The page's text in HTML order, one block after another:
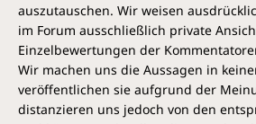
auszutauschen. Wir weisen
im Forum ausschließlich private
Einzelbewertungen der
Wir machen uns die Aussagen in
veröffentlichen sie aufgrund der
distanzieren uns jedoch von den